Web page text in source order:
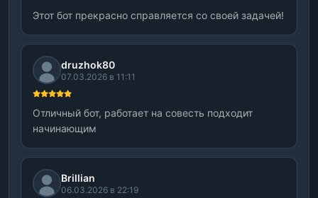
Этот бот прекрасно справляется со своей задачей!
druzhok80
07.03.2026 в 11:11
Отличный бот, работает на совесть подходит
начинающим
Brillian
06.03.2026 в 22:19